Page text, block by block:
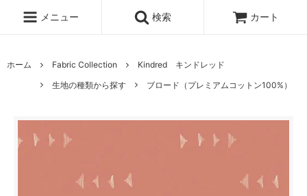
メニュー 検索 カート
ホーム Fabric Collection
Kindred キンドレッド
生地の種類から探す
ブロード（プレミアムコットン100%）